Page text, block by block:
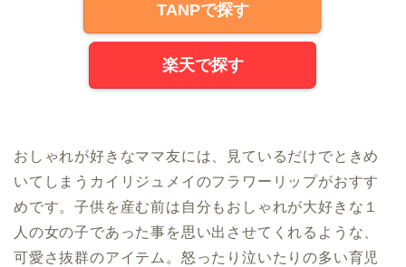
TANPで探す
楽天で探す
おしゃれが好きなママ友には、見ているだけでときめ
いてしまうカイリジュメイのフラワーリップがおすす
めです。子供を産む前は自分もおしゃれが大好きな１
人の女の子であった事を思い出させてくれるような、
可愛さ抜群のアイテム。怒ったり泣いたりの多い育児